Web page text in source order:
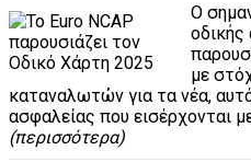
Ο
με
καταναλωτών για τα νέα,
ασφαλείας που εισέρχονται
(περισσότερα)